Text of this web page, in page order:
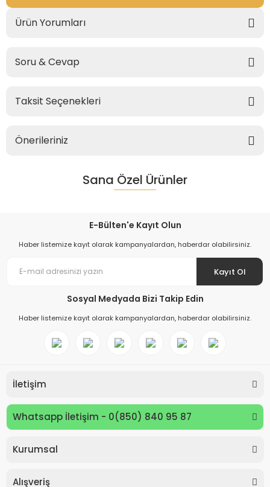
Ürün Yorumları
Soru & Cevap
Taksit Seçenekleri
Önerileriniz
Sana Özel Ürünler
E-Bülten'e Kayıt Olun
Haber listemize kayıt olarak kampanyalardan, haberdar olabilirsiniz.
Kayıt Ol
Sosyal Medyada Bizi Takip Edin
Haber listemize kayıt olarak kampanyalardan, haberdar olabilirsiniz.
İletişim
Whatsapp İletişim - 0(850) 840 95 87
Kurumsal
Alışveriş